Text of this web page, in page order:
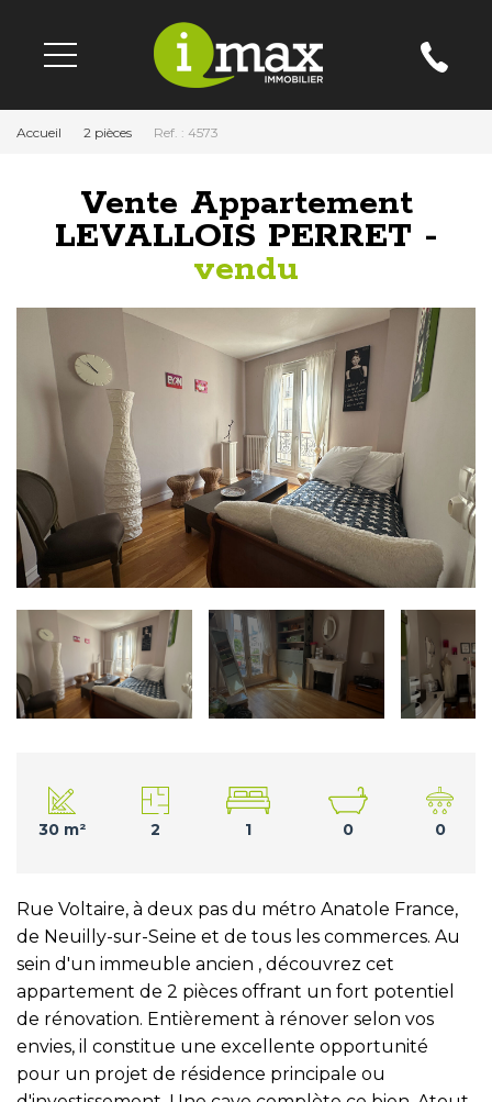
Accueil 2 pièces Ref. : 4573
Vente Appartement
LEVALLOIS PERRET -
vendu
30 m² 2 1 0 0
Rue Voltaire, à deux pas du métro Anatole France,
de Neuilly-sur-Seine et de tous les commerces. Au
sein d'un immeuble ancien , découvrez cet
appartement de 2 pièces offrant un fort potentiel
de rénovation. Entièrement à rénover selon vos
envies, il constitue une excellente opportunité
pour un projet de résidence principale ou